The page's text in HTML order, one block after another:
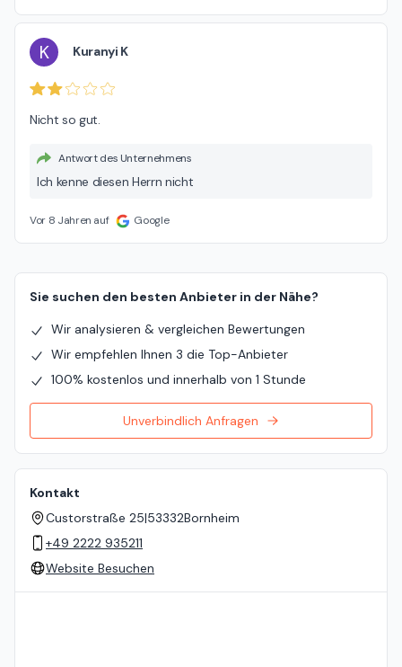
K Kuranyi K
Nicht so gut.
Antwort des Unternehmens
Ich kenne diesen Herrn nicht
Vor 8 Jahren auf Google
Sie suchen den besten Anbieter in der Nähe?
Wir analysieren & vergleichen Bewertungen
Wir empfehlen Ihnen 3 die Top-Anbieter
100% kostenlos und innerhalb von 1 Stunde
Unverbindlich Anfragen
Kontakt
Custorstraße 25|53332Bornheim
+49 2222 935211
Website Besuchen